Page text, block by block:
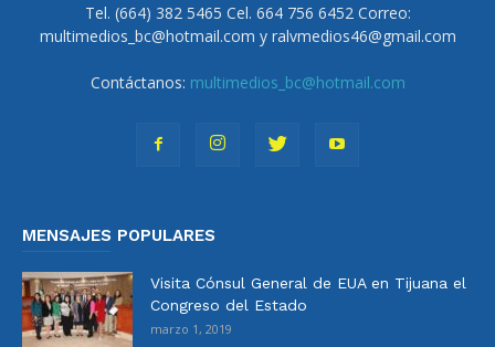
Tel. (664) 382 5465 Cel. 664 756 6452 Correo:
multimedios_bc@hotmail.com y ralvmedios46@gmail.com
Contáctanos: multimedios_bc@hotmail.com
MENSAJES POPULARES
Visita Cónsul General de EUA en Tijuana el
Congreso del Estado
marzo 1, 2019